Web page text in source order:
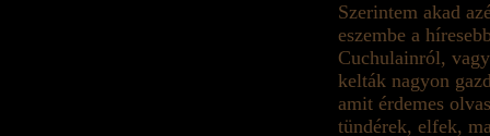
Szerintem akad
eszembe a
Cuchulainról,
kelták nagyon
amit érdemes
tündérek, elfek,